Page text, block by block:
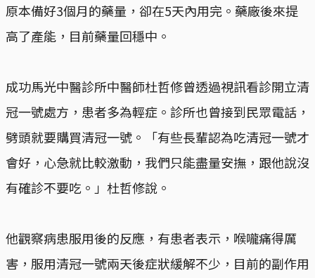
原本備好3個月的藥量，卻在5天內用完。藥廠後來提
高了產能，目前藥量回穩中。
成功馬光中醫診所中醫師杜哲修曾透過視訊看診開立清
冠一號處方，患者多為輕症。診所也曾接到民眾電話，
劈頭就要購買清冠一號。「有些長輩認為吃清冠一號才
會好，心急就比較激動，我們只能盡量安撫，跟他說沒
有確診不要吃。」杜哲修說。
他觀察病患服用後的反應，有患者表示，喉嚨痛得厲
害，服用清冠一號兩天後症狀緩解不少，目前的副作用